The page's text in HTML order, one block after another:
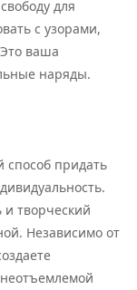
для
с узорами,
ваша
наряды.
способ придать
и творческий
Независимо от